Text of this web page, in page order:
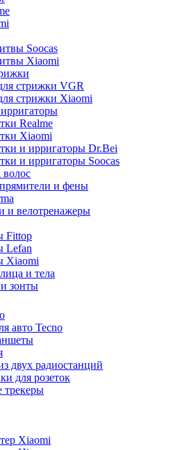
Soocas
Xiaomi
стрижки VGR
стрижки Xiaomi
Realme
Xiaomi
и ирригаторы Dr.Bei
и ирригаторы Soocas
волос
и фены
и велотренажеры
Fittop
Lefan
Xiaomi
и тела
зонты
авто Tecno
двух радиостанций
для розеток
трекеры
Xiaomi